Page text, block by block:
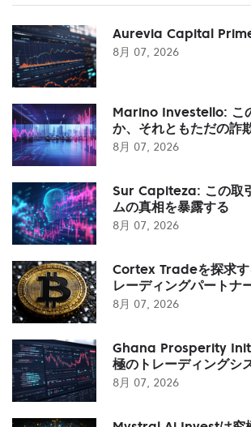
Aurevia Capital
8月 07, 2026
Marino Investello: こ
か、それともただの詐
8月 07, 2026
Sur Capiteza: この取
ムの真相を暴露する
8月 07, 2026
Cortex Tradeを探求す
レーディングパートナ
8月 07, 2026
Ghana Prosperity
極のトレーディングシ
8月 07, 2026